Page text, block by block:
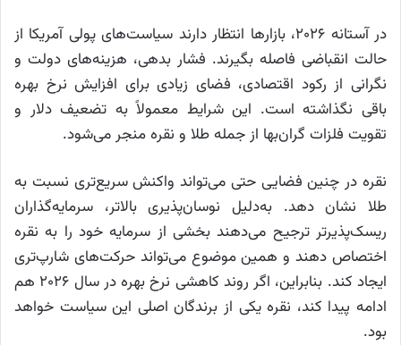
در آستانه ۲۰۲۶، بازارها انتظار دارند سیاست‌های پولی آمریکا از
حالت انقباضی فاصله بگیرند. فشار بدهی، هزینه‌های دولت و
نگرانی از رکود اقتصادی، فضای زیادی برای افزایش نرخ بهره
باقی نگذاشته است. این شرایط معمولاً به تضعیف دلار و
تقویت فلزات گران‌بها از جمله طلا و نقره منجر می‌شود.
نقره در چنین فضایی حتی می‌تواند واکنش سریع‌تری نسبت به
طلا نشان دهد. به‌دلیل نوسان‌پذیری بالاتر، سرمایه‌گذاران
ریسک‌پذیرتر ترجیح می‌دهند بخشی از سرمایه خود را به نقره
اختصاص دهند و همین موضوع می‌تواند حرکت‌های شارپ‌تری
ایجاد کند. بنابراین، اگر روند کاهشی نرخ بهره در سال ۲۰۲۶ هم
ادامه پیدا کند، نقره یکی از برندگان اصلی این سیاست خواهد
بود.